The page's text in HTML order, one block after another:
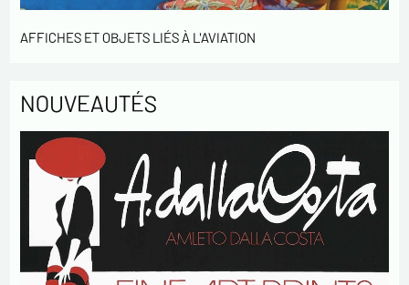
AFFICHES ET OBJETS LIÉS À L'AVIATION
NOUVEAUTÉS